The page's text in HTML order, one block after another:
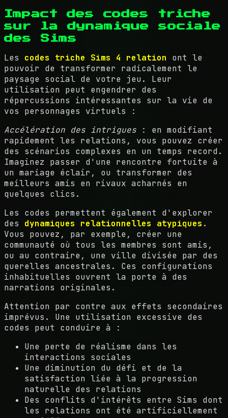
Impact des codes triche
sur la dynamique sociale
des Sims
Les codes triche Sims 4 relation ont le
pouvoir de transformer radicalement le
paysage social de votre jeu. Leur
utilisation peut engendrer des
répercussions intéressantes sur la vie de
vos personnages virtuels :
Accélération des intrigues : en modifiant
rapidement les relations, vous pouvez créer
des scénarios complexes en un temps record.
Imaginez passer d'une rencontre fortuite à
un mariage éclair, ou transformer des
meilleurs amis en rivaux acharnés en
quelques clics.
Les codes permettent également d'explorer
des dynamiques relationnelles atypiques .
Vous pouvez, par exemple, créer une
communauté où tous les membres sont amis,
ou au contraire, une ville divisée par des
querelles ancestrales. Ces configurations
inhabituelles ouvrent la porte à des
narrations originales.
Attention par contre aux effets secondaires
imprévus. Une utilisation excessive des
codes peut conduire à :
Une perte de réalisme dans les
interactions sociales
Une diminution du défi et de la
satisfaction liée à la progression
naturelle des relations
Des conflits d'intérêts entre Sims dont
les relations ont été artificiellement